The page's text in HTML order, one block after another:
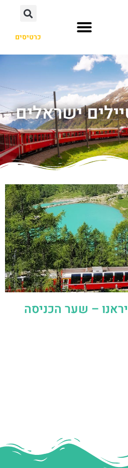
כרטיסים
ישראלים
– שער הכניסה